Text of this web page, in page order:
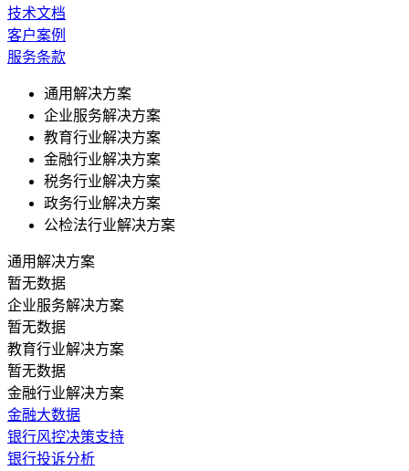
技术文档
客户案例
服务条款
通用解决方案
企业服务解决方案
教育行业解决方案
金融行业解决方案
税务行业解决方案
政务行业解决方案
公检法行业解决方案
通用解决方案
暂无数据
企业服务解决方案
暂无数据
教育行业解决方案
暂无数据
金融行业解决方案
金融大数据
银行风控决策支持
银行投诉分析